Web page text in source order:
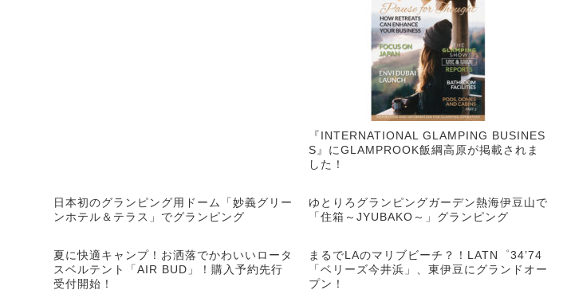
『INTERNATIONAL GLAMPING BUSINES
S』にGLAMPROOK飯綱高原が掲載されま
した！
日本初のグランピング用ドーム「妙義グリー
ンホテル＆テラス」でグランピング
ゆとりろグランピングガーデン熱海伊豆山で
「住箱～JYUBAKO～」グランピング
夏に快適キャンプ！お洒落でかわいいロータ
スベルテント「AIR BUD」！購入予約先行
受付開始！
まるでLAのマリブビーチ？！LATN゜34’74
「ベリーズ今井浜」、東伊豆にグランドオー
プン！